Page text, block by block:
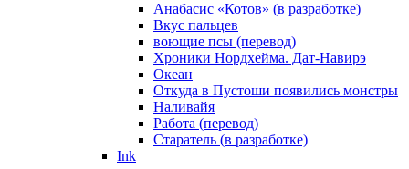
Анабасис «Котов» (в разработке)
Вкус пальцев
воющие псы (перевод)
Хроники Нордхейма. Дат-Навирэ
Океан
Откуда в Пустоши появились монстры
Наливайя
Работа (перевод)
Старатель (в разработке)
Ink